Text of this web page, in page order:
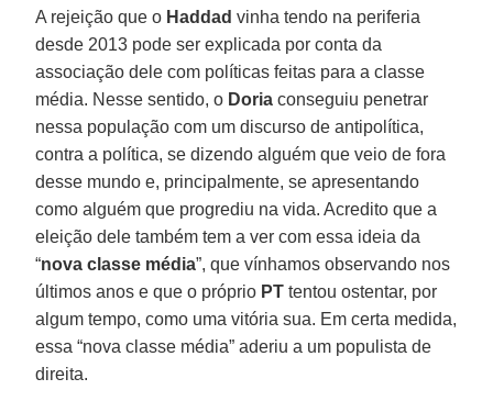
A rejeição que o Haddad vinha tendo na periferia
desde 2013 pode ser explicada por conta da
associação dele com políticas feitas para a classe
média. Nesse sentido, o Doria conseguiu penetrar
nessa população com um discurso de antipolítica,
contra a política, se dizendo alguém que veio de fora
desse mundo e, principalmente, se apresentando
como alguém que progrediu na vida. Acredito que a
eleição dele também tem a ver com essa ideia da
“nova classe média”, que vínhamos observando nos
últimos anos e que o próprio PT tentou ostentar, por
algum tempo, como uma vitória sua. Em certa medida,
essa “nova classe média” aderiu a um populista de
direita.